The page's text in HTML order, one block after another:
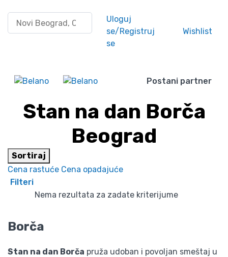
Uloguj
se/Registruj
se
Wishlist
Postani partner
Stan na dan Borča
Beograd
Sortiraj
Cena rastuće Cena opadajuće
Filteri
Nema rezultata za zadate kriterijume
Borča
Stan na dan Borča pruža udoban i povoljan smeštaj u